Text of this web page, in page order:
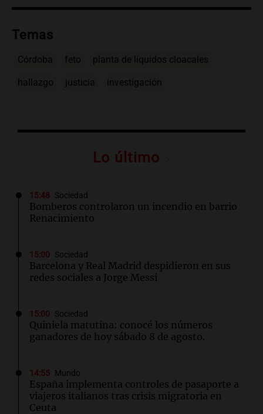
Temas
Córdoba feto planta de líquidos cloacales
hallazgo justicia investigación
Lo último
15:48 Sociedad
Bomberos controlaron un incendio en barrio
Renacimiento
15:00 Sociedad
Barcelona y Real Madrid despidieron en sus
redes sociales a Jorge Messi
15:00 Sociedad
Quiniela matutina: conocé los números
ganadores de hoy sábado 8 de agosto.
14:55 Mundo
España implementa controles de pasaporte a
viajeros italianos tras crisis migratoria en
Ceuta